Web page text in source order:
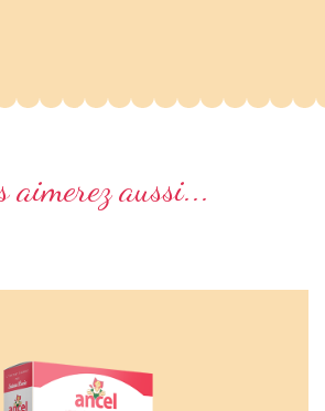
aimerez aussi...